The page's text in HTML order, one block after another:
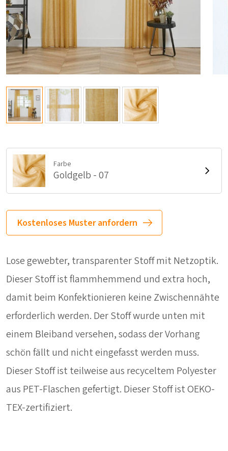
Farbe
Goldgelb - 07
Kostenloses Muster anfordern
Lose gewebter, transparenter Stoff mit Netzoptik.
Dieser Stoff ist flammhemmend und extra hoch,
damit beim Konfektionieren keine Zwischennähte
erforderlich werden. Der Stoff wurde unten mit
einem Bleiband versehen, sodass der Vorhang
schön fällt und nicht eingefasst werden muss.
Dieser Stoff ist teilweise aus recyceltem Polyester
aus PET-Flaschen gefertigt. Dieser Stoff ist OEKO-
TEX-zertifiziert.